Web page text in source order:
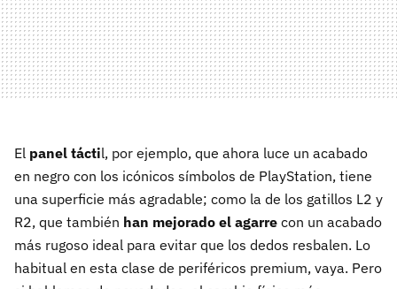
El panel táctil, por ejemplo, que ahora luce un acabado
en negro con los icónicos símbolos de PlayStation, tiene
una superficie más agradable; como la de los gatillos L2 y
R2, que también han mejorado el agarre con un acabado
más rugoso ideal para evitar que los dedos resbalen. Lo
habitual en esta clase de periféricos premium, vaya. Pero